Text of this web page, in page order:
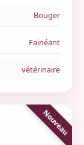
Bouger
Fainéant
vétérinaire